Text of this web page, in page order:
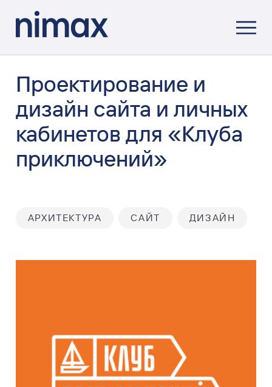
Проектирование и
дизайн сайта и личных
кабинетов для «Клуба
приключений»
АРХИТЕКТУРА САЙТ ДИЗАЙН